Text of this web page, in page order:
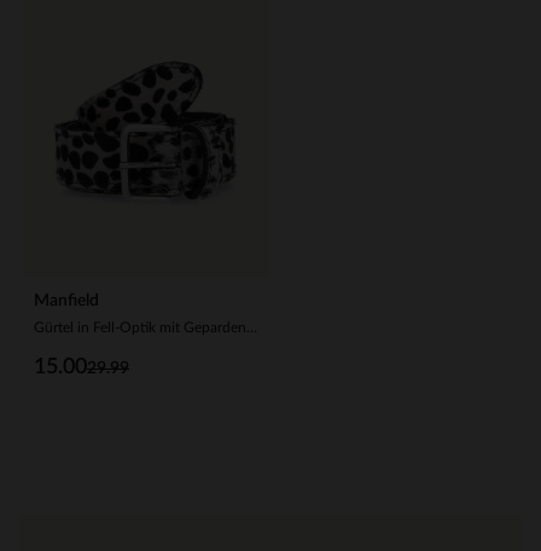
Manfield
29.99
15.00